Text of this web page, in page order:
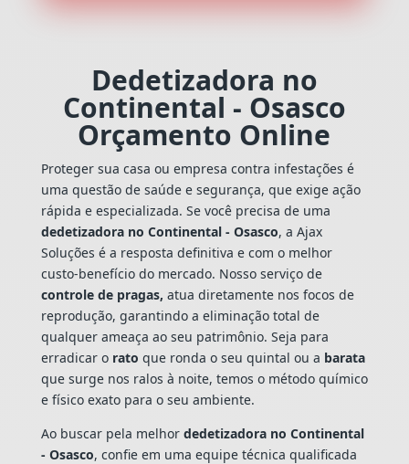
Dedetizadora no
Continental - Osasco
Orçamento Online
Proteger sua casa ou empresa contra infestações é
uma questão de saúde e segurança, que exige ação
rápida e especializada. Se você precisa de uma
dedetizadora no Continental - Osasco, a Ajax
Soluções é a resposta definitiva e com o melhor
custo-benefício do mercado. Nosso serviço de
controle de pragas, atua diretamente nos focos de
reprodução, garantindo a eliminação total de
qualquer ameaça ao seu patrimônio. Seja para
erradicar o rato que ronda o seu quintal ou a barata
que surge nos ralos à noite, temos o método químico
e físico exato para o seu ambiente.
Ao buscar pela melhor dedetizadora no Continental
- Osasco, confie em uma equipe técnica qualificada